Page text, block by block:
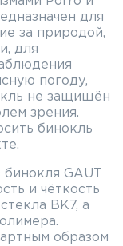
для
за природой,
для
погоду,
не защищён
зрения.
бинокль
GAUT
и чёткость
BK7, а
образом